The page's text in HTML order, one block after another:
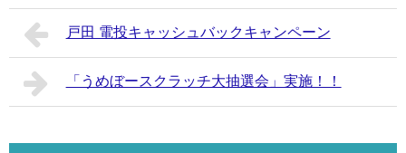
戸田 電投キャッシュバックキャンペーン
「うめぼースクラッチ大抽選会」実施！！